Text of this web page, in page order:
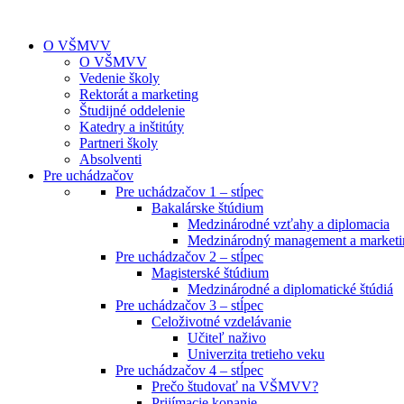
O VŠMVV
O VŠMVV
Vedenie školy
Rektorát a marketing
Študijné oddelenie
Katedry a inštitúty
Partneri školy
Absolventi
Pre uchádzačov
Pre uchádzačov 1 – stĺpec
Bakalárske štúdium
Medzinárodné vzťahy a diplomacia
Medzinárodný management a
Pre uchádzačov 2 – stĺpec
Magisterské štúdium
Medzinárodné a diplomatické štúdiá
Pre uchádzačov 3 – stĺpec
Celoživotné vzdelávanie
Učiteľ naživo
Univerzita tretieho veku
Pre uchádzačov 4 – stĺpec
Prečo študovať na VŠMVV?